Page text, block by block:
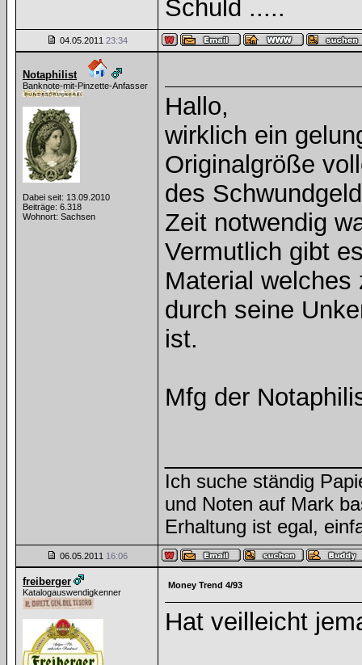
Schuld .....
04.05.2011 23:34
Notaphilist
Banknote-mit-Pinzette-Anfasser
Dabei seit: 13.09.2010
Beiträge: 6.318
Wohnort: Sachsen
Hallo,
wirklich ein
Originalgröße
des
Zeit notwendig
Vermutlich gibt
Material
durch seine
ist.
Mfg der
Ich suche ständig
und Noten auf Mark
Erhaltung ist egal,
06.05.2011 16:06
freiberger
Katalogauswendigkenner
Money Trend 4/93
Hat veilleicht